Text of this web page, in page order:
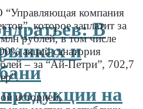
В
и
на
компания
которое заплатит за
рублей, в том числе
акций санатория
– за “Ай-Петри”, 702,7
историей,